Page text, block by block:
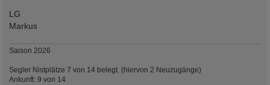
LG
Markus
Saison 2026
Segler Nistplätze 7 von 14 belegt. (hiervon 2 Neuzugänge)
Ankunft: 9 von 14